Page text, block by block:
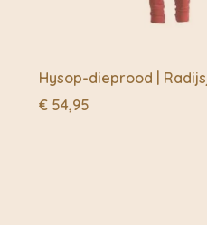
Hysop-dieprood |
€ 54,95